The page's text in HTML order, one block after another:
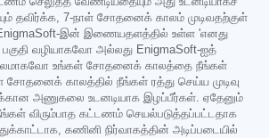
தவிர்க்க, 7-நாள் சோதனைக் காலம் முடிவதற்குள்
இன் இணையதளத்தில் உள்ள 'எனது
வழியாகவோ அல்லது EnigmaSoft-ஐத்
உங்கள் சோதனைக் காலத்தை நீங்கள்
சோதனைக் காலத்தில் நீங்கள் ரத்து செய்ய முடிவு
அணுகலை உடனடியாக இழப்பீர்கள். ஏதேனும்
விரும்பாத கட்டணம் செயல்படுத்தப்பட்டதாக
கணினி நிர்வாகத்தின் அடிப்படையில்